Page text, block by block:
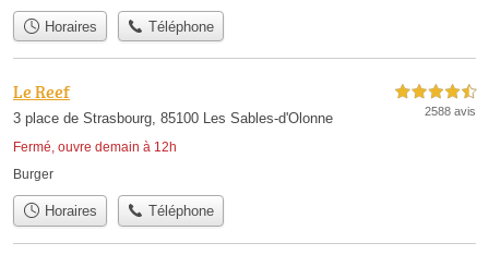
Horaires Téléphone
Le Reef
3 place de Strasbourg, 85100 Les Sables-d'Olonne
Fermé, ouvre demain à 12h
4,5 étoiles sur 5
2588 avis
Burger
Horaires Téléphone